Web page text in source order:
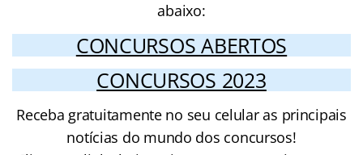
abaixo:
CONCURSOS ABERTOS
CONCURSOS 2023
Receba gratuitamente no seu celular as principais
notícias do mundo dos concursos!